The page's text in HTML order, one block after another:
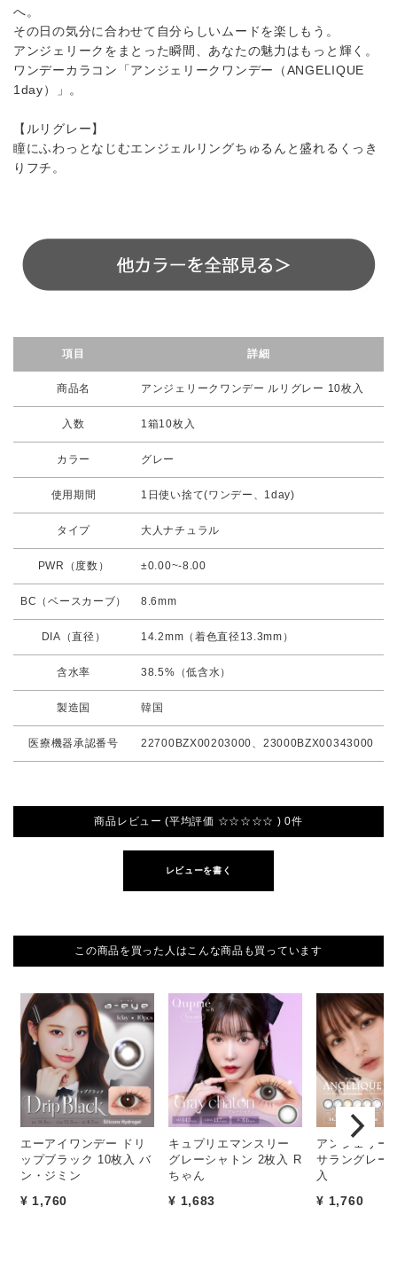
へ。
その日の気分に合わせて自分らしいムードを楽しもう。
アンジェリークをまとった瞬間、あなたの魅力はもっと輝く。
ワンデーカラコン「アンジェリークワンデー（ANGELIQUE
1day）」。
【ルリグレー】
瞳にふわっとなじむエンジェルリングちゅるんと盛れるくっき
りフチ。
項目 詳細
商品名 アンジェリークワンデー ルリグレー 10枚入
入数 1箱10枚入
カラー グレー
使用期間 1日使い捨て(ワンデー、1day)
タイプ 大人ナチュラル
PWR（度数） ±0.00~-8.00
BC（ベースカーブ） 8.6mm
DIA（直径） 14.2mm（着色直径13.3mm）
含水率 38.5%（低含水）
製造国 韓国
医療機器承認番号 22700BZX00203000、23000BZX00343000
商品レビュー (平均評価 ☆☆☆☆☆ ) 0件
レビューを書く
この商品を買った人はこんな商品も買っています
エーアイワンデー ドリ
ップブラック 10枚入 バ
ン・ジミン
¥ 1,760
キュプリエマンスリー
グレーシャトン 2枚入 R
ちゃん
¥ 1,683
アンジェリー
サラングレー
入
¥ 1,760